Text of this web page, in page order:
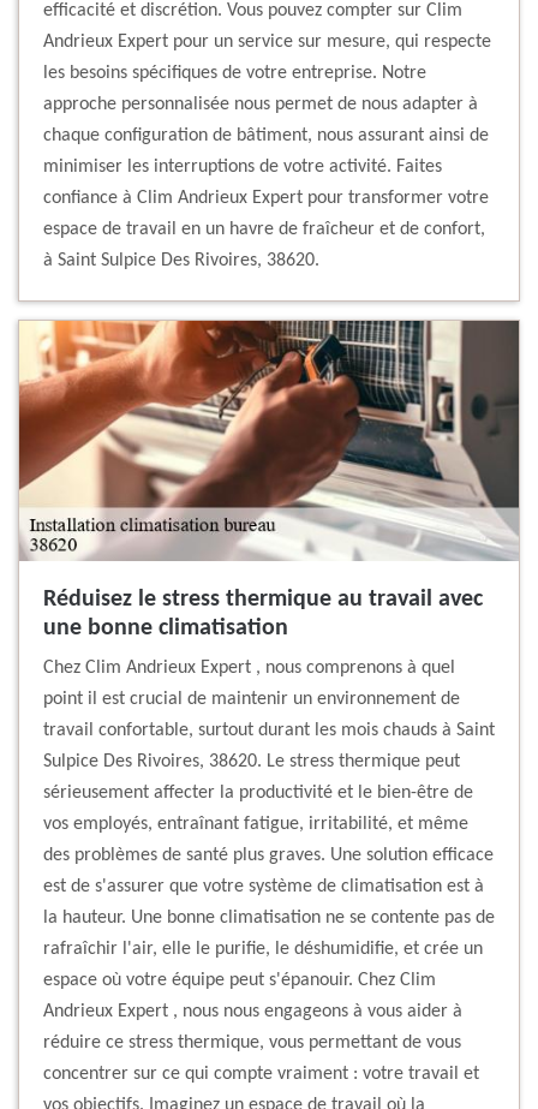
efficacité et discrétion. Vous pouvez compter sur Clim
Andrieux Expert pour un service sur mesure, qui respecte
les besoins spécifiques de votre entreprise. Notre
approche personnalisée nous permet de nous adapter à
chaque configuration de bâtiment, nous assurant ainsi de
minimiser les interruptions de votre activité. Faites
confiance à Clim Andrieux Expert pour transformer votre
espace de travail en un havre de fraîcheur et de confort,
à Saint Sulpice Des Rivoires, 38620.
Réduisez le stress thermique au travail avec
une bonne climatisation
Chez Clim Andrieux Expert , nous comprenons à quel
point il est crucial de maintenir un environnement de
travail confortable, surtout durant les mois chauds à Saint
Sulpice Des Rivoires, 38620. Le stress thermique peut
sérieusement affecter la productivité et le bien-être de
vos employés, entraînant fatigue, irritabilité, et même
des problèmes de santé plus graves. Une solution efficace
est de s'assurer que votre système de climatisation est à
la hauteur. Une bonne climatisation ne se contente pas de
rafraîchir l'air, elle le purifie, le déshumidifie, et crée un
espace où votre équipe peut s'épanouir. Chez Clim
Andrieux Expert , nous nous engageons à vous aider à
réduire ce stress thermique, vous permettant de vous
concentrer sur ce qui compte vraiment : votre travail et